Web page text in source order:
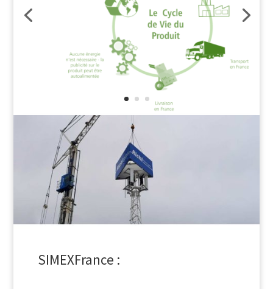
SIMEXFrance :